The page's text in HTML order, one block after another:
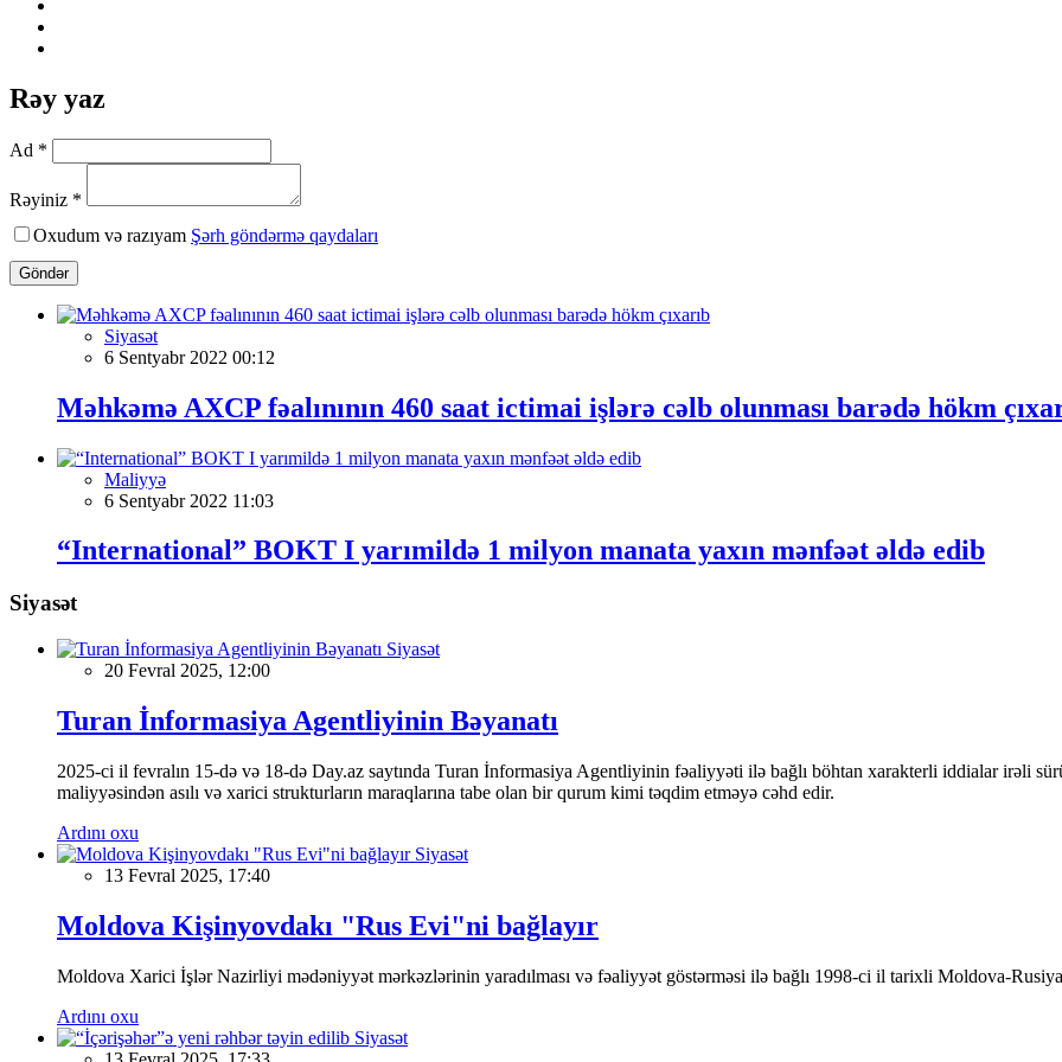
Rəy yaz
Ad *
Rəyiniz *
Oxudum və razıyam Şərh göndərmə qaydaları
Göndər
Siyasət
6 Sentyabr 2022 00:12
Məhkəmə AXCP fəalınının 460 saat ictimai işlərə cəlb olunması barədə hökm
Maliyyə
6 Sentyabr 2022 11:03
“International” BOKT I yarımildə 1 milyon manata yaxın mənfəət əldə edib
Siyasət
Siyasət
20 Fevral 2025, 12:00
Turan İnformasiya Agentliyinin Bəyanatı
2025-ci il fevralın 15-də və 18-də Day.az saytında Turan İnformasiya Agentliyinin fəaliyyəti ilə bağlı böhtan xarakterli iddialar irəli
maliyyəsindən asılı və xarici strukturların maraqlarına tabe olan bir qurum kimi təqdim etməyə cəhd edir.
Ardını oxu
Siyasət
13 Fevral 2025, 17:40
Moldova Kişinyovdakı "Rus Evi"ni bağlayır
Moldova Xarici İşlər Nazirliyi mədəniyyət mərkəzlərinin yaradılması və fəaliyyət göstərməsi ilə bağlı 1998-ci il tarixli Moldova-
Ardını oxu
Siyasət